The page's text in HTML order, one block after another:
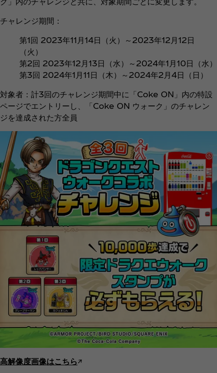
チャレンジ期間：
第1回 2023年11月14日（火）～2023年12月12日
（火）
第2回 2023年12月13日（水）～2024年1月10日（水）
第3回 2024年1月11日（木）～2024年2月4日（日）
対象者：計3回のチャレンジ期間中に「Coke ON」内の特設
ページでエントリーし、「Coke ON ウォーク」のチャレン
ジを達成された方全員
高解像度画像はこちら↗︎